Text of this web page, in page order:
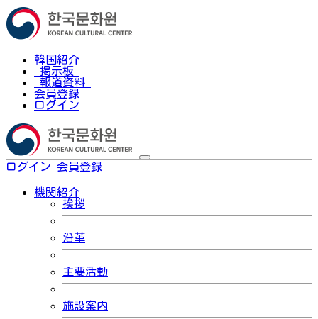
韓国紹介
掲示板
報道資料
会員登録
ログイン
ログイン 会員登録
機関紹介
挨拶
沿革
主要活動
施設案内